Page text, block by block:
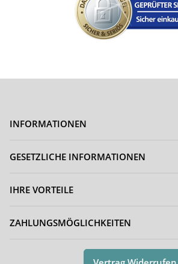
INFORMATIONEN
GESETZLICHE INFORMATIONEN
IHRE VORTEILE
ZAHLUNGSMÖGLICHKEITEN